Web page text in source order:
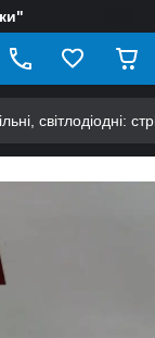
світлодіодні: